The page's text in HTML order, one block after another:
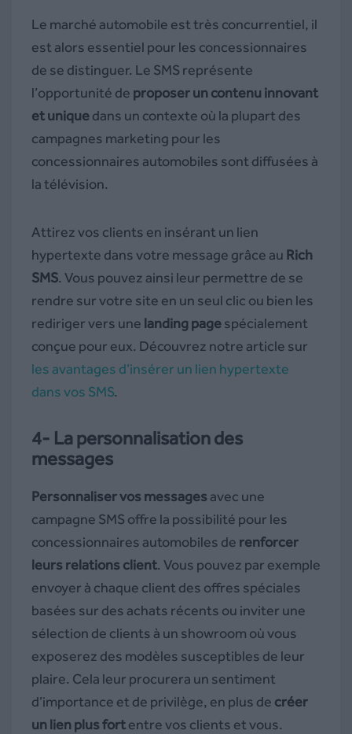
Le marché automobile est très concurrentiel, il
est alors essentiel pour les concessionnaires
de se distinguer. Le SMS représente
l’opportunité de proposer un contenu innovant
et uniquedans un contexte où la plupart des
campagnes marketing pour les
concessionnaires automobiles sont diffusées à
la télévision.
Attirez vos clients en insérant un lien
hypertexte dans votre message grâce au Rich
SMS. Vous pouvez ainsi leur permettre de se
rendre sur votre site en un seul clic ou bien les
rediriger vers une landing pagespécialement
conçue pour eux. Découvrez notre article sur
les avantages d’insérer un lien hypertexte
dans vos SMS.
4- La personnalisation des
messages
Personnaliser vos messagesavec une
campagne SMS offre la possibilité pour les
concessionnaires automobiles de renforcer
leurs relations client. Vous pouvez par exemple
envoyer à chaque client des offres spéciales
basées sur des achats récents ou inviter une
sélection de clients à un showroom où vous
exposerez des modèles susceptibles de leur
plaire. Cela leur procurera un sentiment
d’importance et de privilège, en plus de créer
un lien plus fortentre vos clients et vous.